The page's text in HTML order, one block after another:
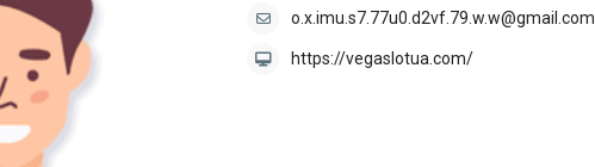
o.x.imu.s7.77u0.d2vf.79.w.w@gmail.com
https://vegaslotua.com/